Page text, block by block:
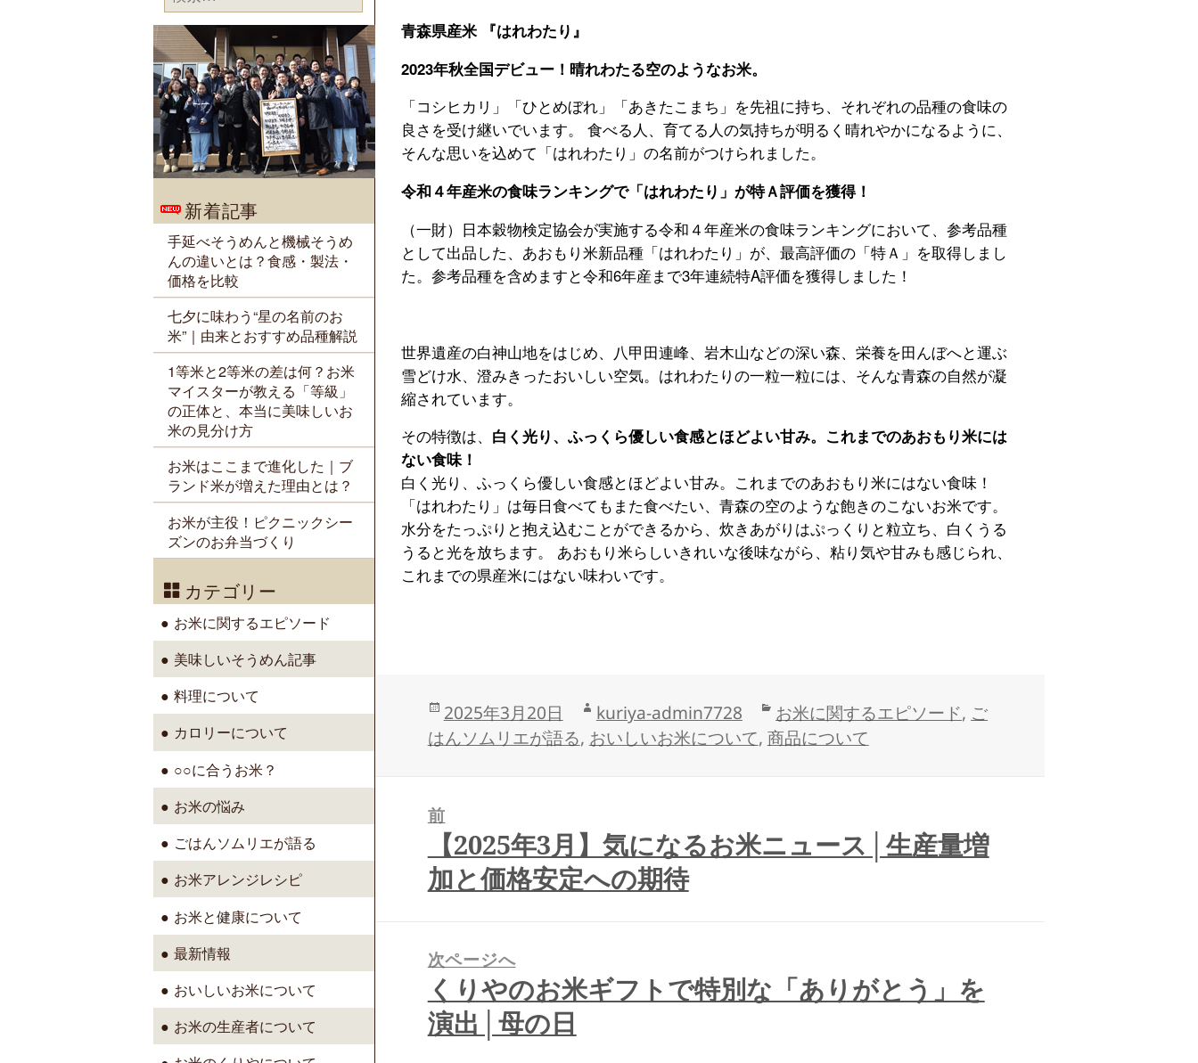
青森県産米 『はれわたり』
2023年秋全国デビュー！晴れわたる空のようなお米。
「コシヒカリ」「ひとめぼれ」「あきたこまち」を先祖に持ち、それぞれの品種の食味の
良さを受け継いでいます。 食べる人、育てる人の気持ちが明るく晴れやかになるように、
そんな思いを込めて「はれわたり」の名前がつけられました。
令和４年産米の食味ランキングで「はれわたり」が特Ａ評価を獲得！
（一財）日本穀物検定協会が実施する令和４年産米の食味ランキングにおいて、参考品種
として出品した、あおもり米新品種「はれわたり」が、最高評価の「特Ａ」を取得しまし
た。参考品種を含めますと令和6年産まで3年連続特A評価を獲得しました！
世界遺産の白神山地をはじめ、八甲田連峰、岩木山などの深い森、栄養を田んぼへと運ぶ
雪どけ水、澄みきったおいしい空気。はれわたりの一粒一粒には、そんな青森の自然が凝
縮されています。
その特徴は、 白く光り、ふっくら優しい食感とほどよい甘み。これまでのあおもり米には
ない食味！
白く光り、ふっくら優しい食感とほどよい甘み。これまでのあおもり米にはない食味！
「はれわたり」は毎日食べてもまた食べたい、青森の空のような飽きのこないお米です。
水分をたっぷりと抱え込むことができるから、炊きあがりはぷっくりと粒立ち、白くうる
うると光を放ちます。 あおもり米らしいきれいな後味ながら、粘り気や甘みも感じられ、
これまでの県産米にはない味わいです。
投
稿
2025年3月20日
作
成
kuriya-admin7728
カ
テ
お米に関するエピソード, ご
はんソムリエが語る, おいしいお米について, 商品について
前
の
投
稿:
【2025年3月】気になるお米ニュース│生産量増
加と価格安定への期待
次ページへ
次
の
投
稿:
くりやのお米ギフトで特別な「ありがとう」を
演出│母の日
索:
新着記事
手延べそうめんと機械そうめ
んの違いとは？食感・製法・
価格を比較
七夕に味わう“星の名前のお
米”｜由来とおすすめ品種解説
1等米と2等米の差は何？お米
マイスターが教える「等級」
の正体と、本当に美味しいお
米の見分け方
お米はここまで進化した｜ブ
ランド米が増えた理由とは？
お米が主役！ピクニックシー
ズンのお弁当づくり
カテゴリー
お米に関するエピソード
美味しいそうめん記事
料理について
カロリーについて
○○に合うお米？
お米の悩み
ごはんソムリエが語る
お米アレンジレシピ
お米と健康について
最新情報
おいしいお米について
お米の生産者について